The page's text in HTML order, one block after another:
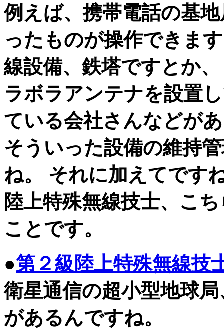
例えば、携帯電話の基
ったものが操作できま
線設備、鉄塔ですとか
ラボラアンテナを設置
ている会社さんなどが
そういった設備の維持
ね。 それに加えてです
陸上特殊無線技士、こ
ことです。
●第２級陸上特殊無線技
衛星通信の超小型地球
があるんですね。